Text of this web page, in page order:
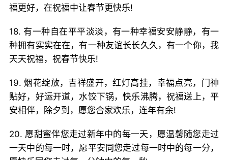
福更好，在祝福中让春节更快乐!
18. 有一种自在平平淡淡，有一种幸福安安静静，有一
种拥有实实在在，有一种友谊长长久久，有一个你，我
天天祝福，祝春节快乐!
19. 烟花绽放，吉祥盛开，红灯高挂，幸福点亮，门神
贴好，好运开道，水饺下锅，快乐沸腾，祝福送上，平
安相伴，除夕到，愿您合家欢乐，连年有余!
20. 愿甜蜜伴您走过新年中的每一天，愿温馨随您走过
一天中的每一时，愿平安同您走过每一时中的每一分，